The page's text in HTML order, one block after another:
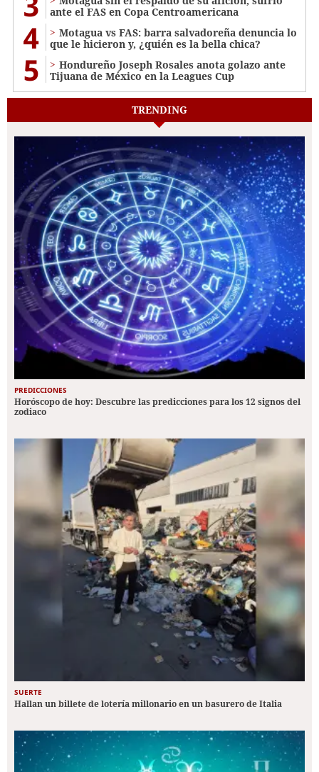
ante el FAS en Copa Centroamericana
4
Motagua vs FAS: barra salvadoreña denuncia lo
que le hicieron y, ¿quién es la bella chica?
5
Hondureño Joseph Rosales anota golazo ante
Tijuana de México en la Leagues Cup
TRENDING
PREDICCIONES
Horóscopo de hoy: Descubre las predicciones para los 12 signos del
zodiaco
SUERTE
Hallan un billete de lotería millonario en un basurero de Italia